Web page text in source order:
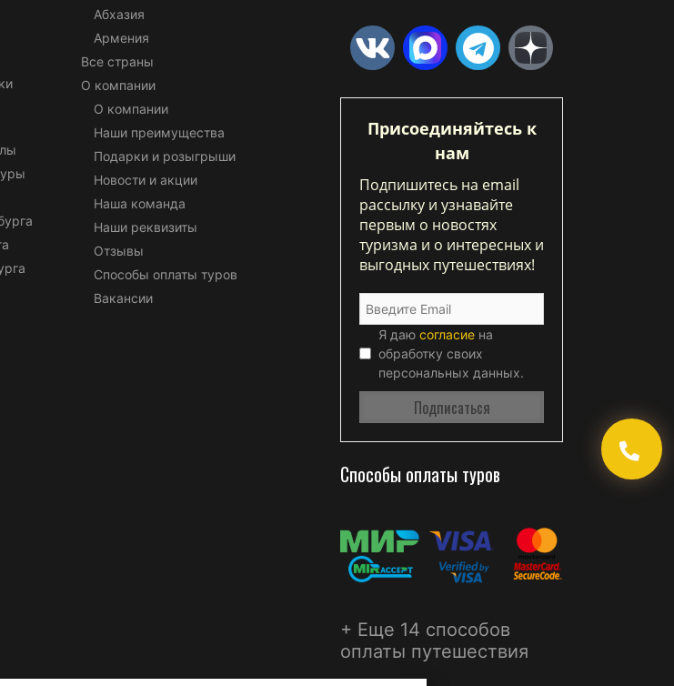
Абхазия
Армения
Все страны
О компании
О компании
Наши преимущества
Подарки и розыгрыши
Новости и акции
Наша команда
Наши реквизиты
Отзывы
Способы оплаты туров
Вакансии
Присоединяйтесь к
нам
Подпишитесь на email
рассылку и узнавайте
первым о новостях
туризма и о интересных и
выгодных путешествиях!
Я даю согласие на
обработку своих
персональных данных.
Способы оплаты туров
+ Еще 14 способов
оплаты путешествия